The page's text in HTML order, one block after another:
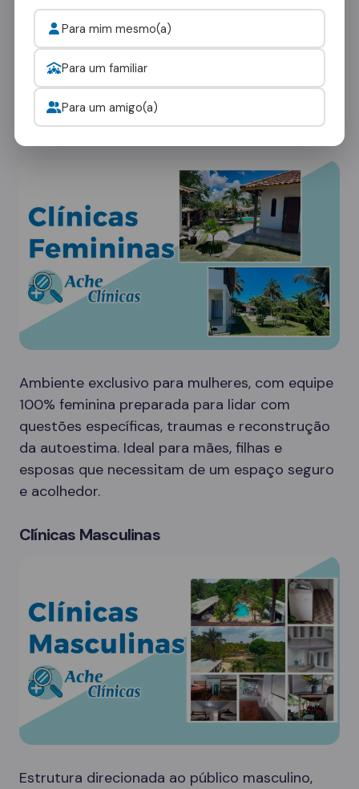
das Missões
Cada paciente tem necessidades únicas. Nossa
rede em Salvador das Missões oferece
diferentes tipos de ambientes:
Clínicas Femininas
Ambiente exclusivo para mulheres, com equipe
100% feminina preparada para lidar com
questões específicas, traumas e reconstrução
da autoestima. Ideal para mães, filhas e
esposas que necessitam de um espaço seguro
e acolhedor.
Clínicas Masculinas
Estrutura direcionada ao público masculino,
Para mim mesmo(a)
Para um familiar
Para um amigo(a)